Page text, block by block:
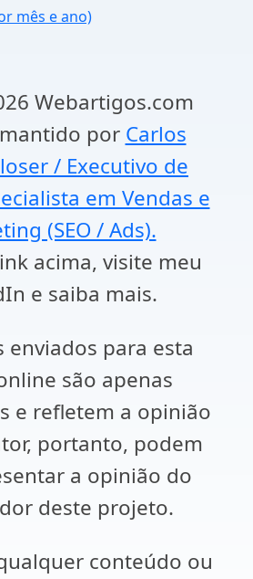
mês e ano)
Webartigos.com
por Carlos
/ Executivo de
em Vendas e
(SEO / Ads).
acima, visite meu
e saiba mais.
enviados para esta
são apenas
e refletem a opinião
portanto, podem
a opinião do
deste projeto.
conteúdo ou